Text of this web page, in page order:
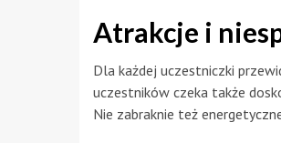
Atrakcje i
Dla każdej uczestniczki
uczestników czeka także
Nie zabraknie też